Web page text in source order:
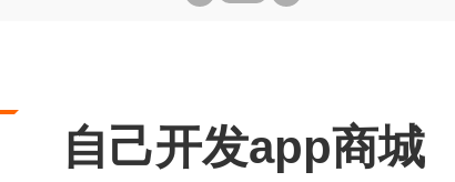
自己开发app商城